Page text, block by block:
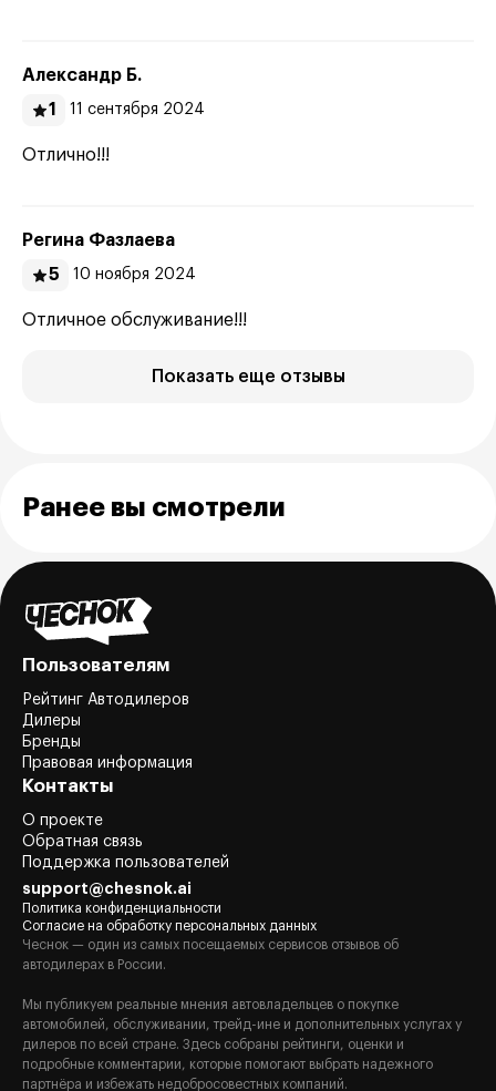
Александр Б.
1
11 сентября 2024
Отлично!!!
Регина Фазлаева
5
10 ноября 2024
Отличное обслуживание!!!
Показать еще отзывы
Ранее вы смотрели
Пользователям
Рейтинг Автодилеров
Дилеры
Бренды
Правовая информация
Контакты
О проекте
Обратная связь
Поддержка пользователей
support@chesnok.ai
Политика конфиденциальности
Согласие на обработку персональных данных
Чеснок — один из самых посещаемых сервисов отзывов об
автодилерах в России.
Мы публикуем реальные мнения автовладельцев о покупке
автомобилей, обслуживании, трейд-ине и дополнительных услугах у
дилеров по всей стране. Здесь собраны рейтинги, оценки и
подробные комментарии, которые помогают выбрать надежного
партнёра и избежать недобросовестных компаний.